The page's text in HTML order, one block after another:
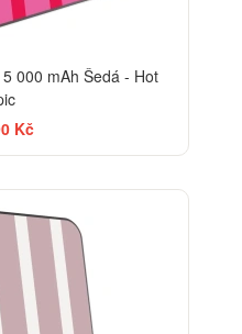
000 mAh Šedá - Hot
Kč